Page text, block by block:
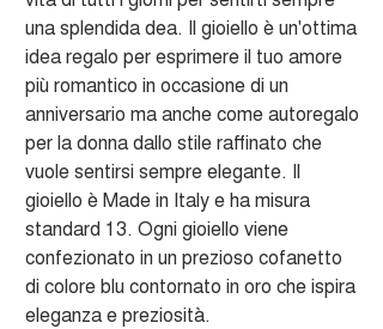
una splendida dea. Il gioiello è un'ottima
idea regalo per esprimere il tuo amore
più romantico in occasione di un
anniversario ma anche come autoregalo
per la donna dallo stile raffinato che
vuole sentirsi sempre elegante. Il
gioiello è Made in Italy e ha misura
standard 13. Ogni gioiello viene
confezionato in un prezioso cofanetto
di colore blu contornato in oro che ispira
eleganza e preziosità.